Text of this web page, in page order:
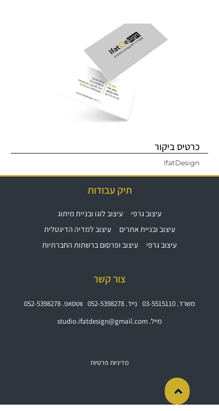
כרטיס ביקור
IfatDesign
תיק עבודות
עיצוב גרפי
עיצוב לוגו ובניית מיתוג
עיצוב ובניית אתרים
עיצוב למדיה הדיגטלית
עיצוב גרפי
עיצוב ופרסום ברשתות החברתיות
צור קשר
משרד. 03-5515110 נייד. 052-5398278
ווטסאפ. 052-5398278
מייל. studio.ifatdesign@gmail.com
מדיניות פרטיות